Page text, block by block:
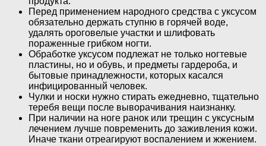
Перед применением народного средства с уксусом
обязательно держать ступню в горячей воде,
удалять ороговелые участки и шлифовать
пораженные грибком ногти.
Обработке уксусом подлежат не только ногтевые
пластины, но и обувь, и предметы гардероба, и
бытовые принадлежности, которых касался
инфицированный человек.
Чулки и носки нужно стирать ежедневно, тщательно
теребя вещи после выворачивания наизнанку.
При наличии на ноге ранок или трещин с уксусным
лечением лучше повременить до заживления кожи.
Иначе ткани отреагируют воспалением и жжением.